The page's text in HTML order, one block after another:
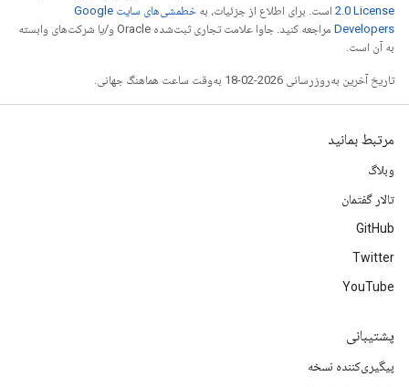
2.0 License است. برای اطلاع از جزئیات، به
خطمشی‌های سایت Google
Developers‏
مراجعه کنید. جاوا علامت تجاری ثبت‌شده Oracle و/یا شرکت‌های وابسته
به آن است.
تاریخ آخرین به‌روزرسانی 2026-02-18 به‌وقت ساعت هماهنگ جهانی.
مرتبط بمانید
وبلاگ
تالار گفتمان
GitHub
Twitter
YouTube
پشتیبانی
پیگیری‌کننده نسخه